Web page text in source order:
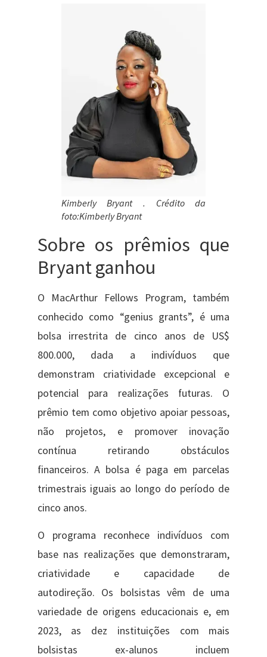
Kimberly Bryant . Crédito da
foto:Kimberly Bryant
Sobre os prêmios que
Bryant ganhou
O MacArthur Fellows Program, também
conhecido como “genius grants”, é uma
bolsa irrestrita de cinco anos de US$
800.000, dada a indivíduos que
demonstram criatividade excepcional e
potencial para realizações futuras. O
prêmio tem como objetivo apoiar pessoas,
não projetos, e promover inovação
contínua retirando obstáculos
financeiros. A bolsa é paga em parcelas
trimestrais iguais ao longo do período de
cinco anos.
O programa reconhece indivíduos com
base nas realizações que demonstraram,
criatividade e capacidade de
autodireção. Os bolsistas vêm de uma
variedade de origens educacionais e, em
2023, as dez instituições com mais
bolsistas ex-alunos incluem